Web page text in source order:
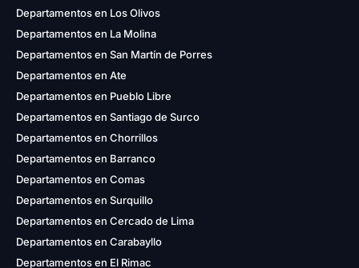
Departamentos en Los Olivos
Departamentos en La Molina
Departamentos en San Martín de Porres
Departamentos en Ate
Departamentos en Pueblo Libre
Departamentos en Santiago de Surco
Departamentos en Chorrillos
Departamentos en Barranco
Departamentos en Comas
Departamentos en Surquillo
Departamentos en Cercado de Lima
Departamentos en Carabayllo
Departamentos en El Rimac